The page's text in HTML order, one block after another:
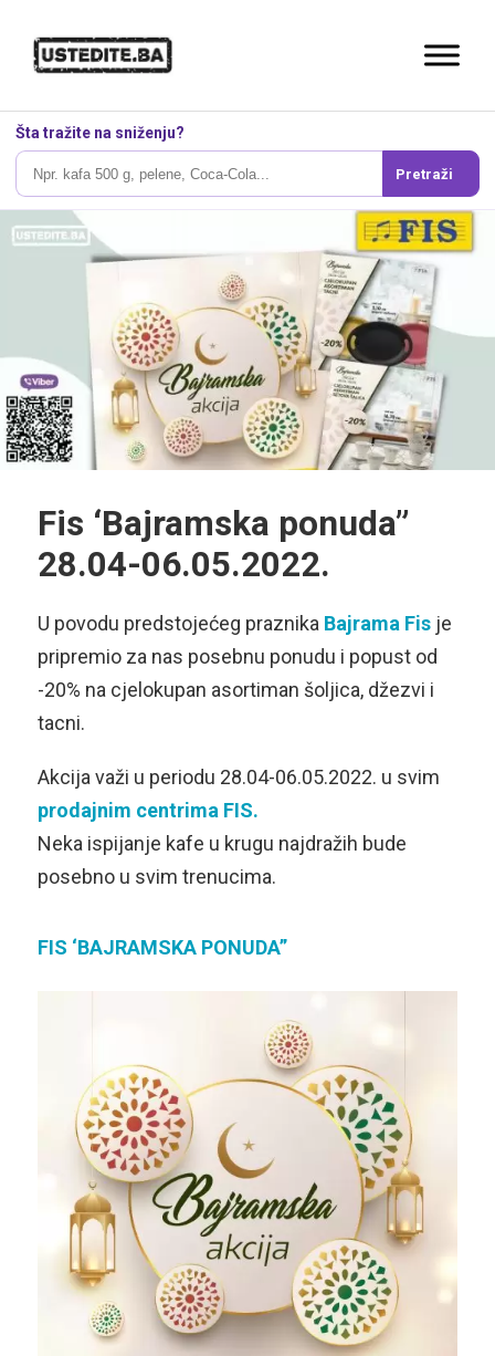
Šta tražite na sniženju?
Pretraži
Fis ‘Bajramska ponuda”
28.04-06.05.2022.
U povodu predstojećeg praznika Bajrama Fisje
pripremio za nas posebnu ponudu i popust od
-20% na cjelokupan asortiman šoljica, džezvi i
tacni.
Akcija važi u periodu 28.04-06.05.2022. u svim
prodajnim centrima FIS.
Neka ispijanje kafe u krugu najdražih bude
posebno u svim trenucima.
FIS ‘BAJRAMSKA PONUDA”